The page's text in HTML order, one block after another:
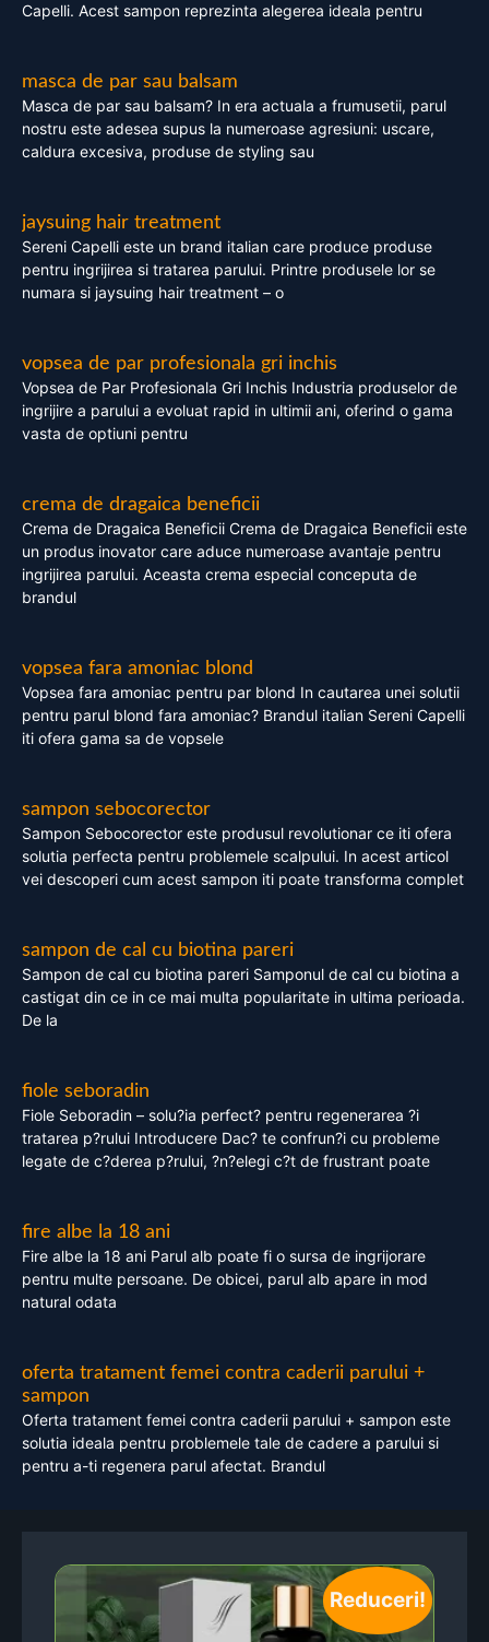
Capelli. Acest sampon reprezinta alegerea ideala pentru
masca de par sau balsam
Masca de par sau balsam? In era actuala a frumusetii, parul
nostru este adesea supus la numeroase agresiuni: uscare,
caldura excesiva, produse de styling sau
jaysuing hair treatment
Sereni Capelli este un brand italian care produce produse
pentru ingrijirea si tratarea parului. Printre produsele lor se
numara si jaysuing hair treatment – o
vopsea de par profesionala gri inchis
Vopsea de Par Profesionala Gri Inchis Industria produselor de
ingrijire a parului a evoluat rapid in ultimii ani, oferind o gama
vasta de optiuni pentru
crema de dragaica beneficii
Crema de Dragaica Beneficii Crema de Dragaica Beneficii este
un produs inovator care aduce numeroase avantaje pentru
ingrijirea parului. Aceasta crema especial conceputa de
brandul
vopsea fara amoniac blond
Vopsea fara amoniac pentru par blond In cautarea unei solutii
pentru parul blond fara amoniac? Brandul italian Sereni Capelli
iti ofera gama sa de vopsele
sampon sebocorector
Sampon Sebocorector este produsul revolutionar ce iti ofera
solutia perfecta pentru problemele scalpului. In acest articol
vei descoperi cum acest sampon iti poate transforma complet
sampon de cal cu biotina pareri
Sampon de cal cu biotina pareri Samponul de cal cu biotina a
castigat din ce in ce mai multa popularitate in ultima perioada.
De la
fiole seboradin
Fiole Seboradin – solu?ia perfect? pentru regenerarea ?i
tratarea p?rului Introducere Dac? te confrun?i cu probleme
legate de c?derea p?rului, ?n?elegi c?t de frustrant poate
fire albe la 18 ani
Fire albe la 18 ani Parul alb poate fi o sursa de ingrijorare
pentru multe persoane. De obicei, parul alb apare in mod
natural odata
oferta tratament femei contra caderii parului +
sampon
Oferta tratament femei contra caderii parului + sampon este
solutia ideala pentru problemele tale de cadere a parului si
pentru a-ti regenera parul afectat. Brandul
Reduceri!